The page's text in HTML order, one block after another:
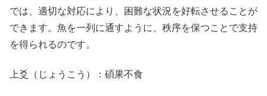
では、適切な対応により、困難な状況を好転させることが
できます。魚を一列に通すように、秩序を保つことで支持
を得られるのです。
上爻（じょうこう）：碩果不食